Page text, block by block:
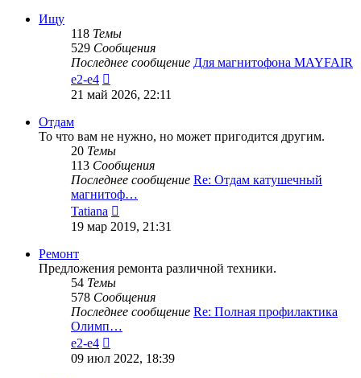
Ищу
118 Темы
529 Сообщения
Последнее сообщение Для магнитофона MAYFAIR
e2-e4
к
21 май 2026, 22:11
Отдам
То что вам не нужно, но может пригодится другим.
20 Темы
113 Сообщения
Последнее сообщение Re: Отдам катушечный
магнитоф…
Tatiana
к
19 мар 2019, 21:31
Ремонт
Предложения ремонта различной техники.
54 Темы
578 Сообщения
Последнее сообщение Re: Полная профилактика
Олимп…
e2-e4
к
09 июл 2022, 18:39